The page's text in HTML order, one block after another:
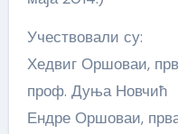
Учествовали су:
Хедвиг Оршоваи,
проф. Дуња Новчић
Ендре Оршоваи,